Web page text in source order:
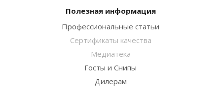
Полезная информация
Профессиональные статьи
Сертификаты качества
Медиатека
Госты и Снипы
Дилерам